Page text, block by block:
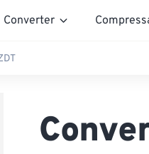
Converter